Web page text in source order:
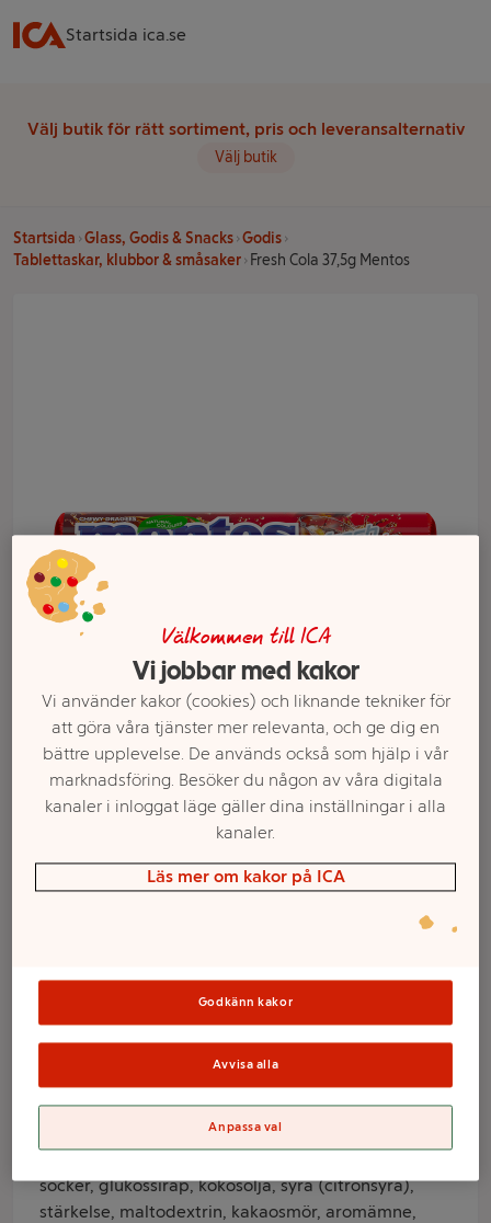
Startsida ica.se
Välj butik för rätt sortiment, pris och leveransalternativ
Välj butik
Startsida Glass, Godis & Snacks Godis
Tablettaskar, klubbor & småsaker Fresh Cola 37,5g Mentos
Mentos
Ingredienser
socker, glukossirap, kokosolja, syra (citronsyra),
stärkelse, maltodextrin, kakaosmör, aromämne,
Välj butik och handla
Sortimentet kan variera mellan butikerna
Välkommen till ICA
Vi jobbar med kakor
Vi använder kakor (cookies) och liknande tekniker för
att göra våra tjänster mer relevanta, och ge dig en
bättre upplevelse. De används också som hjälp i vår
marknadsföring. Besöker du någon av våra digitala
kanaler i inloggat läge gäller dina inställningar i alla
kanaler.
Läs mer om kakor på ICA
Godkänn kakor
Avvisa alla
Anpassa val